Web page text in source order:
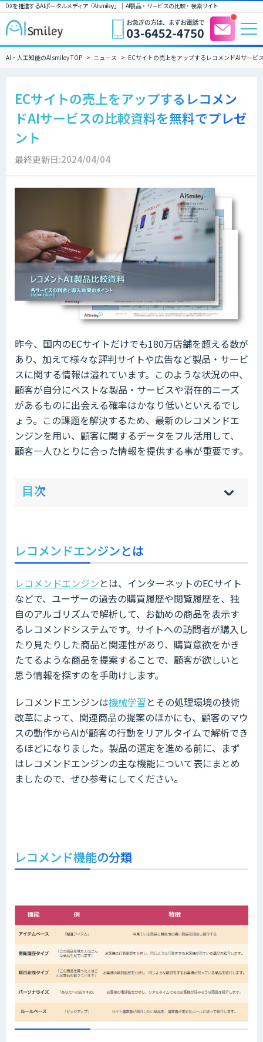
DXを推進するAIポータルメディア「AIsmiley」｜ AI製品・サービスの比較・検索サイト
AI・人工知能のAIsmiley TOP ニュース ECサイトの売上をアップするレコメンドAIサービ
ECサイトの売上をアップするレコメン
ドAIサービスの比較資料を無料でプレゼ
ント
最終更新日:2024/04/04
昨今、国内のECサイトだけでも180万店舗を超える数が
あり、加えて様々な評判サイトや広告など製品・サービ
スに関する情報は溢れています。このような状況の中、
顧客が自分にベストな製品・サービスや潜在的ニーズ
があるものに出会える確率はかなり低いといえるでし
ょう。この課題を解決するため、最新のレコメンドエ
ンジンを用い、顧客に関するデータをフル活用して、
顧客一人ひとりに合った情報を提供する事が重要です。
目次 hi
]
sh
]
レコメンドエンジンとは
レコメンドエンジンとは、インターネットのECサイト
などで、ユーザーの過去の購買履歴や閲覧履歴を、独
自のアルゴリズムで解析して、お勧めの商品を表示す
るレコメンドシステムです。サイトへの訪問者が購入し
たり見たりした商品と関連性があり、購買意欲をかき
たてるような商品を提案することで、顧客が欲しいと
思う情報を探すのを手助けします。
レコメンドエンジンは機械学習とその処理環境の技術
改革によって、関連商品の提案のほかにも、顧客のマウ
スの動作からAIが顧客の行動をリアルタイムで解析でき
るほどになりました。製品の選定を進める前に、まず
はレコメンドエンジンの主な機能について表にまとめ
ましたので、ぜひ参考にしてください。
レコメンド機能の分類